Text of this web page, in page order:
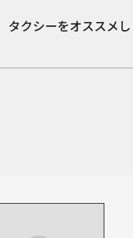
タクシーをオススメし